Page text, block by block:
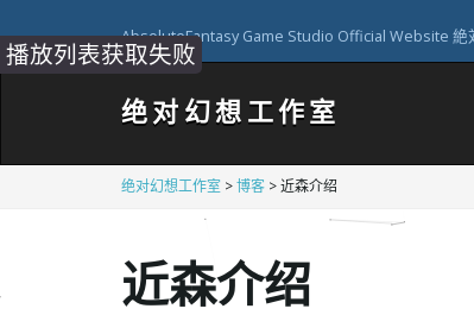
AbsoluteFantasy Game Studio Official Website 絶
绝对幻想工作室
绝对幻想工作室 >博客 >近森介绍
近森介绍
欢迎访问绝对幻想工作室